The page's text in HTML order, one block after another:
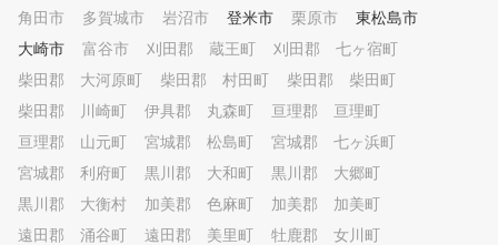
角田市
多賀城市 岩沼市 登米市 栗原市
東松島市
大崎市
富谷市 刈田郡 蔵王町
刈田郡 七ヶ宿町
柴田郡 大河原町
柴田郡 村田町
柴田郡 柴田町
柴田郡 川崎町
伊具郡 丸森町
亘理郡 亘理町
亘理郡 山元町
宮城郡 松島町
宮城郡 七ヶ浜町
宮城郡 利府町
黒川郡 大和町
黒川郡 大郷町
黒川郡 大衡村
加美郡 色麻町
加美郡 加美町
遠田郡 涌谷町
遠田郡 美里町
牡鹿郡 女川町